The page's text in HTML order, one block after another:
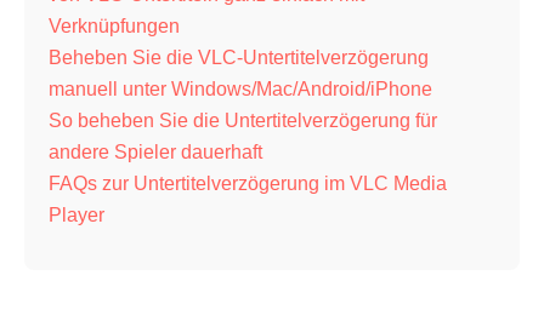
Verknüpfungen
Beheben Sie die VLC-Untertitelverzögerung
manuell unter Windows/Mac/Android/iPhone
So beheben Sie die Untertitelverzögerung für
andere Spieler dauerhaft
FAQs zur Untertitelverzögerung im VLC Media
Player